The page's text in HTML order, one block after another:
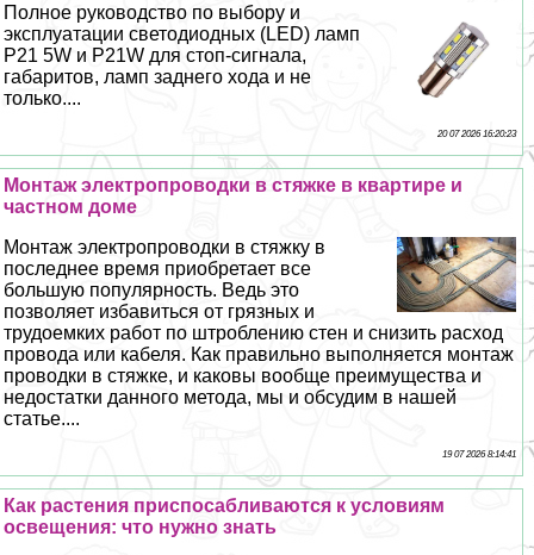
Полное руководство по выбору и
эксплуатации светодиодных (LED) ламп
P21 5W и P21W для стоп-сигнала,
габаритов, ламп заднего хода и не
только....
20 07 2026 16:20:23
Монтаж электропроводки в стяжке в квартире и
частном доме
Монтаж электропроводки в стяжку в
последнее время приобретает все
большую популярность. Ведь это
позволяет избавиться от грязных и
трудоемких работ по штроблению стен и снизить расход
провода или кабеля. Как правильно выполняется монтаж
проводки в стяжке, и каковы вообще преимущества и
недостатки данного метода, мы и обсудим в нашей
статье....
19 07 2026 8:14:41
Как растения приспосабливаются к условиям
освещения: что нужно знать